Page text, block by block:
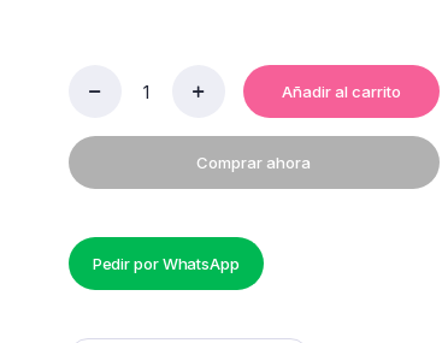
TAPA
6
LT
PRECIO
POR
MAYOR
Añadir al carrito
Comprar ahora
Pedir por WhatsApp